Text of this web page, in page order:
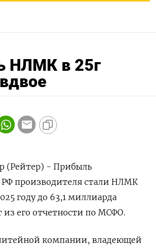
НЛМК в 25г
(Рейтер) - Прибыль
производителя стали НЛМК
⁠году ‌до 63,1 миллиарда
из его ​отчетности ‌по МСФО.
компании, ‌владеющей